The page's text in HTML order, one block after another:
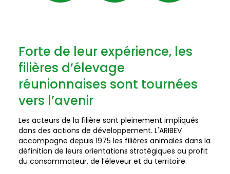
Forte de leur expérience, les
filières d’élevage
réunionnaises sont tournées
vers l’avenir
Les acteurs de la filière sont pleinement impliqués
dans des actions de développement. L'ARIBEV
accompagne depuis 1975 les filières animales dans la
définition de leurs orientations stratégiques au profit
du consommateur, de l’éleveur et du territoire.